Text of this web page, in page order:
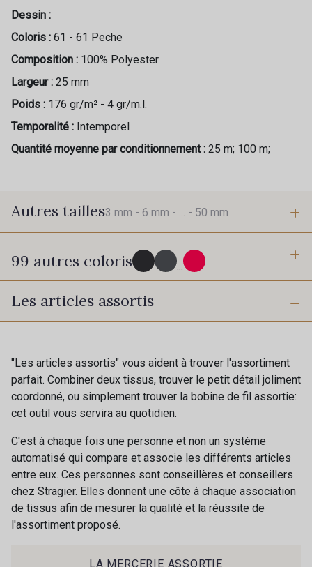
Dessin :
Coloris : 61 - 61 Peche
Composition : 100% Polyester
Largeur : 25 mm
Poids : 176 gr/m² - 4 gr/m.l.
Temporalité : Intemporel
Quantité moyenne par conditionnement : 25 m; 100 m;
Autres tailles3 mm - 6 mm - ... - 50 mm
3 mm
10 mm
99 autres coloris ...
725 - 725 Noir
30 - 30 Silver 401 - 401 Blanc
405 - 405 Porcelaine
23 - 23 Natural
09 - 09 Crème 20-STR - Ivoire Stragier
27 - 27 Beige
Les articles assortis
"Les articles assortis" vous aident à trouver l'assortiment
parfait. Combiner deux tissus, trouver le petit détail joliment
coordonné, ou simplement trouver la bobine de fil assortie:
cet outil vous servira au quotidien.
C'est à chaque fois une personne et non un système
automatisé qui compare et associe les différents articles
entre eux. Ces personnes sont conseillères et conseillers
chez Stragier. Elles donnent une côte à chaque association
de tissus afin de mesurer la qualité et la réussite de
l'assortiment proposé.
LA MERCERIE ASSORTIE